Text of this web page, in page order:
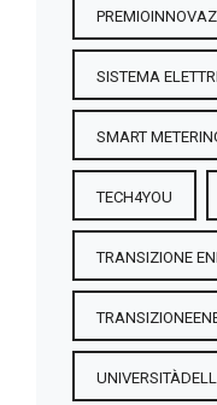
SISTEMA
SMART
TECH4YOU
TRANSIZIONE